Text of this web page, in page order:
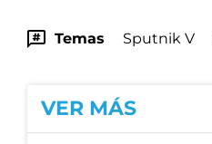
Temas Sputnik V
VER MÁS